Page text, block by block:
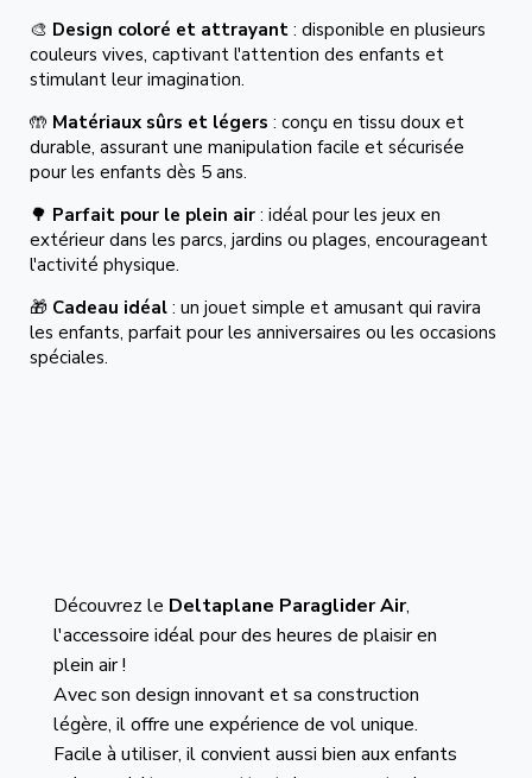
Découvrez le Deltaplane Paraglider Air,
l'accessoire idéal pour des heures de plaisir en
plein air !
Avec son design innovant et sa construction
légère, il offre une expérience de vol unique.
Facile à utiliser, il convient aussi bien aux enfants
🎨 Design coloré et attrayant : disponible en plusieurs
couleurs vives, captivant l'attention des enfants et
stimulant leur imagination.
🤲 Matériaux sûrs et légers : conçu en tissu doux et
durable, assurant une manipulation facile et sécurisée
pour les enfants dès 5 ans.
🌳 Parfait pour le plein air : idéal pour les jeux en
extérieur dans les parcs, jardins ou plages, encourageant
l'activité physique.
🎁 Cadeau idéal : un jouet simple et amusant qui ravira
les enfants, parfait pour les anniversaires ou les occasions
spéciales.